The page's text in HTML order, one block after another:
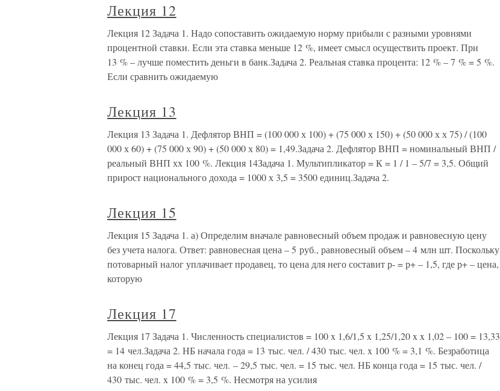
Лекция 12
Лекция 12 Задача 1. Надо сопоставить ожидаемую норму прибыли с разными уровнями
процентной ставки. Если эта ставка меньше 12 %, имеет смысл осуществить проект. При
13 % – лучше поместить деньги в банк.Задача 2. Реальная ставка процента: 12 % – 7 % = 5 %.
Если сравнить ожидаемую
Лекция 13
Лекция 13 Задача 1. Дефлятор ВНП = (100 000 х 100) + (75 000 х 150) + (50 000 х х 75) / (100
000 х 60) + (75 000 х 90) + (50 000 х 80) = 1,49.Задача 2. Дефлятор ВНП = номинальный ВНП /
реальный ВНП хх 100 %. Лекция 14Задача 1. Мультипликатор = К = 1 / 1 – 5/7 = 3,5. Общий
прирост национального дохода = 1000 х 3,5 = 3500 единиц.Задача 2.
Лекция 15
Лекция 15 Задача 1. а) Определим вначале равновесный объем продаж и равновесную цену
без учета налога. Ответ: равновесная цена – 5 руб., равновесный объем – 4 млн шт. Поскольку
потоварный налог уплачивает продавец, то цена для него составит р- = р+ – 1,5, где р+ – цена,
которую
Лекция 17
Лекция 17 Задача 1. Численность специалистов = 100 x 1,6/1,5 x 1,25/1,20 x x 1,02 – 100 = 13,33
= 14 чел.Задача 2. НБ начала года = 13 тыс. чел. / 430 тыс. чел. x 100 % = 3,1 %. Безработица
на конец года = 44,5 тыс. чел. – 29,5 тыс. чел. = 15 тыс. чел. НБ конца года = 15 тыс. чел. /
430 тыс. чел. x 100 % = 3,5 %. Несмотря на усилия